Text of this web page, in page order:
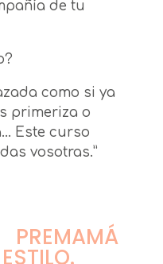
de tu
como si ya
primeriza o
Este curso
vosotras.”